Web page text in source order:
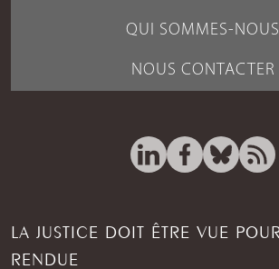
QUI SOMMES-NOUS
NOUS CONTACTER
LA JUSTICE DOIT ÊTRE VUE
RENDUE